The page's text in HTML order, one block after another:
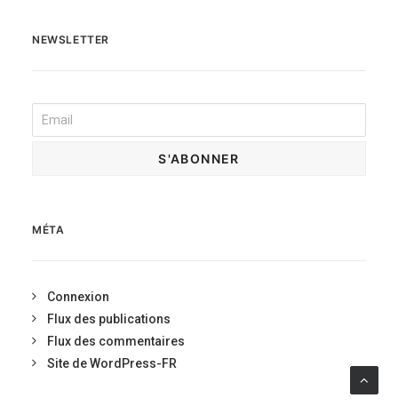
NEWSLETTER
MÉTA
Connexion
Flux des publications
Flux des commentaires
Site de WordPress-FR